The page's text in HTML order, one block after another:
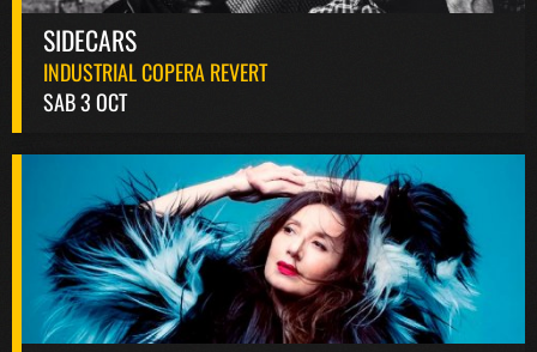
SIDECARS
INDUSTRIAL COPERA REVERT
SAB 3 OCT